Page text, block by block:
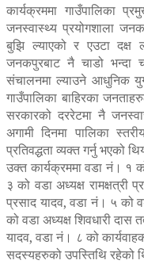
कार्यक्रममा गाउँपालिका
जनस्वास्थ्य प्रयोगशाला
बुझि ल्याएको र एउटा दक्ष
जनकपुरबाट नै चाडो भन्दा
संचालनमा ल्याउने आधुनिक
गाउँपालिका बाहिरका
सरकारको दररेटमा नै
अगामी दिनमा पालिका
प्रतिवद्धता व्यक्त गर्नु भएको
उक्त कार्यक्रममा वडा नं। १
३ को वडा अध्यक्ष
प्रसाद यादव, वडा नं। ५ को
को वडा अध्यक्ष शिवधारी दास
यादव, वडा नं। ८ को
सदस्यहरुको उपस्तिथि रहेको